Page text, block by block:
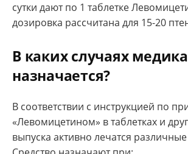
сутки дают по 1 таблетке
дозировка рассчитана для 15-20
В каких случаях
назначается?
В соответствии с инструкцией по
«Левомицетином» в таблетках и
выпуска активно лечатся